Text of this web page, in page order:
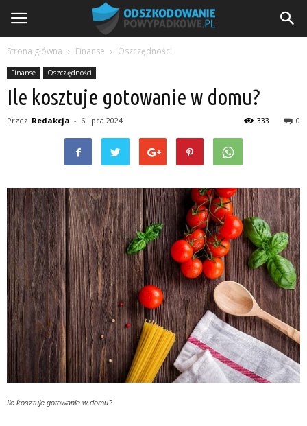
Strona główna Finanse Oszczędności
Finanse Oszczędności
Ile kosztuje gotowanie w domu?
Przez Redakcja - 6 lipca 2024 0
333
Ile kosztuje gotowanie w domu?